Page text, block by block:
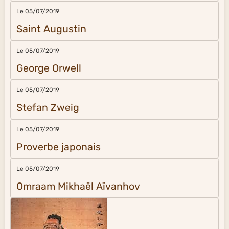
Le 05/07/2019
Saint Augustin
Le 05/07/2019
George Orwell
Le 05/07/2019
Stefan Zweig
Le 05/07/2019
Proverbe japonais
Le 05/07/2019
Omraam Mikhaël Aïvanhov